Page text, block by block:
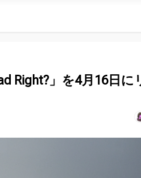
Right?」を4月16日に